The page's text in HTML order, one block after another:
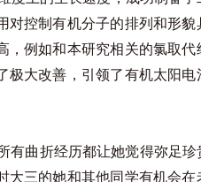
控制有机分子的排列和形貌
例如和本研究相关的氯取
大改善，引领了有机太阳电
有曲折经历都让她觉得弥足
三的她和其他同学有机会在